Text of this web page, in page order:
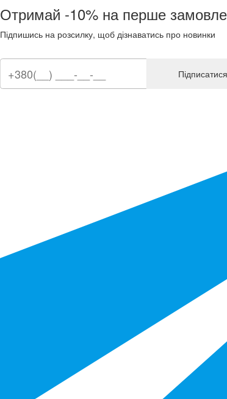
Отримай -10% на перше
Підпишись на розсилку, щоб дізнаватись про новинки
Підписатися